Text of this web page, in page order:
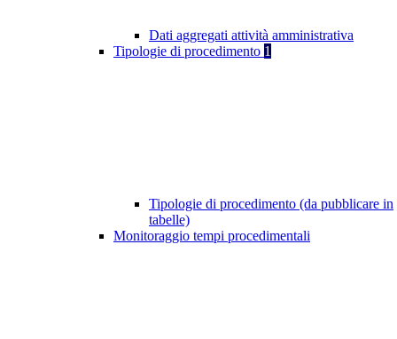
Dati aggregati attività amministrativa
Tipologie di procedimento 1
Tipologie di procedimento (da pubblicare in
tabelle)
Monitoraggio tempi procedimentali